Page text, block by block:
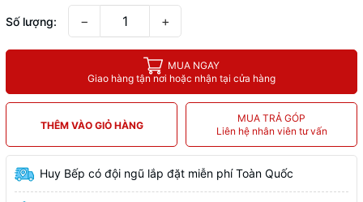
Số lượng: − +
MUA NGAY
Giao hàng tận nơi hoặc nhận tại cửa hàng
THÊM VÀO GIỎ HÀNG
MUA TRẢ GÓP
Liên hệ nhân viên tư vấn
Huy Bếp có đội ngũ lắp đặt miễn phí Toàn Quốc